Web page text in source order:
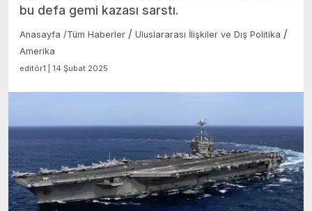
bu defa gemi kazası sarstı.
Anasayfa /Tüm Haberler / Uluslararası İlişkiler ve Dış Politika /
Amerika
editör1 | 14 Şubat 2025